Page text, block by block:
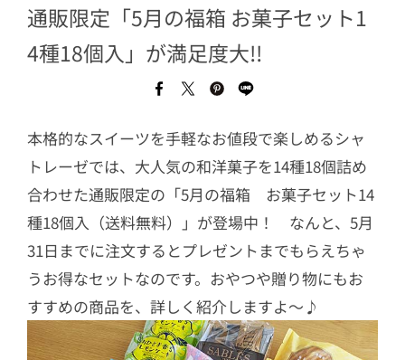
通販限定「5月の福箱 お菓子セット1
4種18個入」が満足度大!!
本格的なスイーツを手軽なお値段で楽しめるシャ
トレーゼでは、大人気の和洋菓子を14種18個詰め
合わせた通販限定の「5月の福箱 お菓子セット14
種18個入（送料無料）」が登場中！ なんと、5月
31日までに注文するとプレゼントまでもらえちゃ
うお得なセットなのです。おやつや贈り物にもお
すすめの商品を、詳しく紹介しますよ～♪